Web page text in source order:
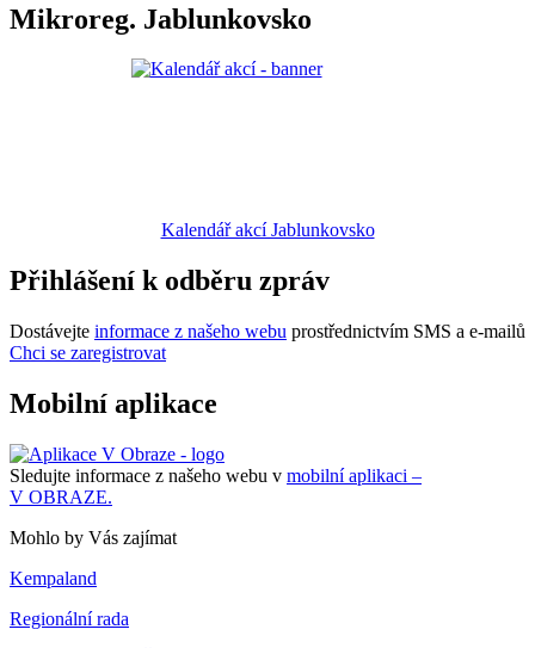
Mikroreg. Jablunkovsko
Kalendář akcí Jablunkovsko
Přihlášení k odběru zpráv
Dostávejte informace z našeho webu prostřednictvím SMS a e-mailů
Chci se zaregistrovat
Mobilní aplikace
Sledujte informace z našeho webu v mobilní aplikaci –
V OBRAZE.
Mohlo by Vás zajímat
Kempaland
Regionální rada